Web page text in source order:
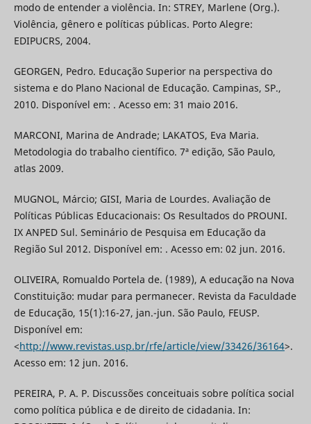
modo de entender a violência. In: STREY, Marlene (Org.).
Violência, gênero e políticas públicas. Porto Alegre:
EDIPUCRS, 2004.
GEORGEN, Pedro. Educação Superior na perspectiva do
sistema e do Plano Nacional de Educação. Campinas, SP.,
2010. Disponível em: . Acesso em: 31 maio 2016.
MARCONI, Marina de Andrade; LAKATOS, Eva Maria.
Metodologia do trabalho científico. 7ª edição, São Paulo,
atlas 2009.
MUGNOL, Márcio; GISI, Maria de Lourdes. Avaliação de
Políticas Públicas Educacionais: Os Resultados do PROUNI.
IX ANPED Sul. Seminário de Pesquisa em Educação da
Região Sul 2012. Disponível em: . Acesso em: 02 jun. 2016.
OLIVEIRA, Romualdo Portela de. (1989), A educação na Nova
Constituição: mudar para permanecer. Revista da Faculdade
de Educação, 15(1):16-27, jan.-jun. São Paulo, FEUSP.
Disponível em:
<http://www.revistas.usp.br/rfe/article/view/33426/36164>.
Acesso em: 12 jun. 2016.
PEREIRA, P. A. P. Discussões conceituais sobre política social
como política pública e de direito de cidadania. In: